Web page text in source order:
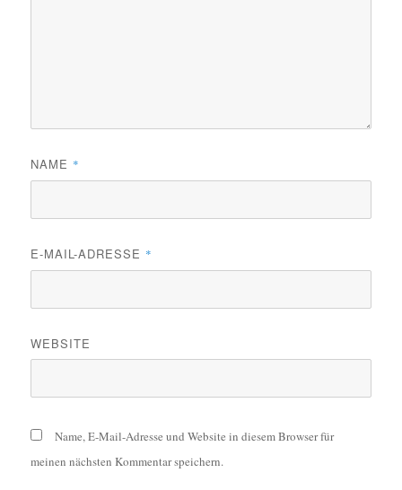
NAME *
E-MAIL-ADRESSE *
WEBSITE
Name, E-Mail-Adresse und Website in diesem Browser für
meinen nächsten Kommentar speichern.